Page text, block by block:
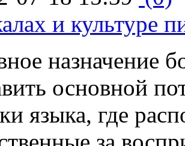
и культуре
назначение
основной
языка, где